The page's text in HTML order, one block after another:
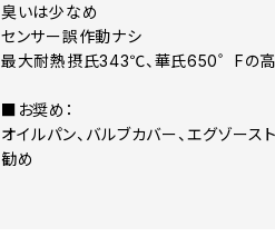
臭いは少なめ
センサー誤作動ナシ
最大耐熱摂氏343℃、華氏650゜Fの
■お奨め：
オイルパン、バルブカバー、エグゾース
勧め